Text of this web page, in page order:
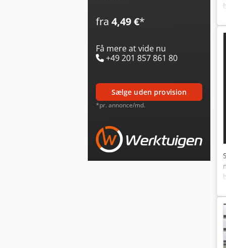
fra 4,49 €*
Få mere at vide nu
+49 201 857 861 80
sælge uden provision
*pr. annonce/md.